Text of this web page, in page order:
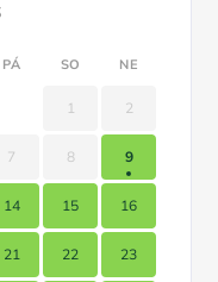
PÁ SO NE
1 2
7 8 9
14 15 16
21 22 23